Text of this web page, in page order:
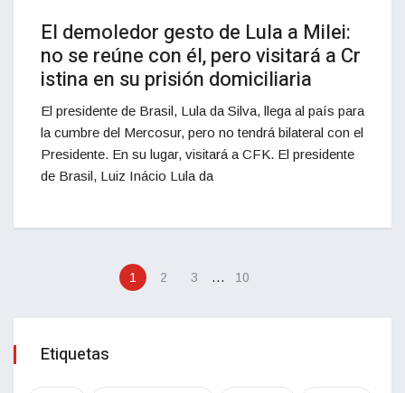
El demoledor gesto de Lula a Milei:
no se reúne con él, pero visitará a Cr
istina en su prisión domiciliaria
El presidente de Brasil, Lula da Silva, llega al país para
la cumbre del Mercosur, pero no tendrá bilateral con el
Presidente. En su lugar, visitará a CFK. El presidente
de Brasil, Luiz Inácio Lula da
1 2 3 … 10
Etiquetas